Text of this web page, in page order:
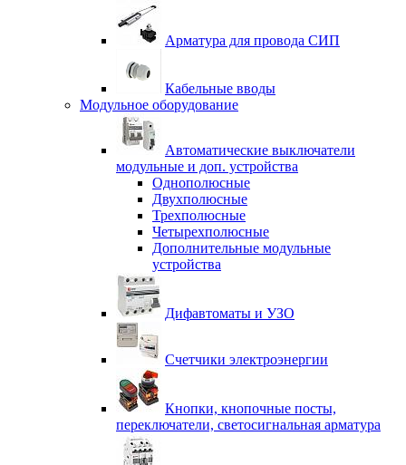
Арматура для провода СИП
Кабельные вводы
Модульное оборудование
Автоматические выключатели
модульные и доп. устройства
Однополюсные
Двухполюсные
Трехполюсные
Четырехполюсные
Дополнительные модульные
устройства
Дифавтоматы и УЗО
Счетчики электроэнергии
Кнопки, кнопочные посты,
переключатели, светосигнальная арматура